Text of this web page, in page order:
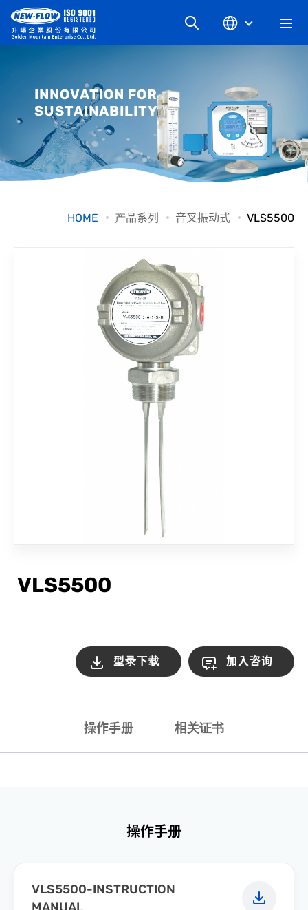
最新消息
知识文章
档案下载
联络我们
INNOVATION FOR
SUSTAINABILITY
HOME 产品系列 音叉振动式 VLS5500
VLS5500
型录下载 加入咨询
操作手册 相关证书
操作手册
VLS5500-INSTRUCTION